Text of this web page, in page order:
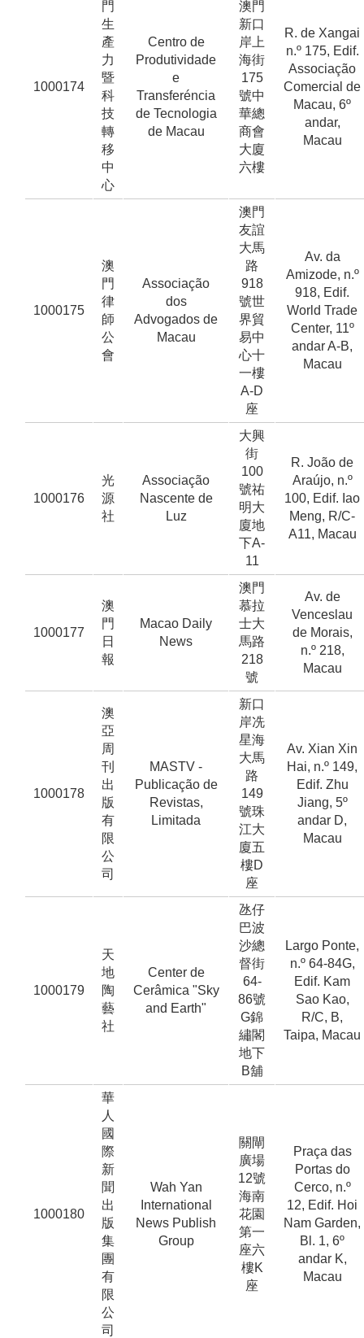
1000174
門
生
產
力
暨
科
技
轉
移
中
心
Centro de
Produtividade
e
Transferéncia
de Tecnologia
de Macau
澳門
新口
岸上
海街
175
號中
華總
商會
大廈
六樓
R. de Xangai
n.º 175, Edif.
Associação
Comercial de
Macau, 6º
andar,
Macau
1000175
澳
門
律
師
公
會
Associação
dos
Advogados de
Macau
澳門
友誼
大馬
路
918
號世
界貿
易中
心十
一樓
A-D
座
Av. da
Amizode, n.º
918, Edif.
World Trade
Center, 11º
andar A-B,
Macau
1000176
光
源
社
Associação
Nascente de
Luz
大興
街
100
號祐
明大
廈地
下A-
11
R. João de
Araújo, n.º
100, Edif. Iao
Meng, R/C-
A11, Macau
1000177
澳
門
日
報
Macao Daily
News
澳門
慕拉
士大
馬路
218
號
Av. de
Venceslau
de Morais,
n.º 218,
Macau
1000178
澳
亞
周
刊
出
版
有
限
公
司
MASTV -
Publicação de
Revistas,
Limitada
新口
岸冼
星海
大馬
路
149
號珠
江大
廈五
樓D
座
Av. Xian Xin
Hai, n.º 149,
Edif. Zhu
Jiang, 5º
andar D,
Macau
1000179
天
地
陶
藝
社
Center de
Cerâmica "Sky
and Earth"
氹仔
巴波
沙總
督街
64-
86號
G錦
繡閣
地下
B舖
Largo Ponte,
n.º 64-84G,
Edif. Kam
Sao Kao,
R/C, B,
Taipa, Macau
1000180
華
人
國
際
新
聞
出
版
集
團
有
限
公
司
Wah Yan
International
News Publish
Group
關閘
廣場
12號
海南
花園
第一
座六
樓K
座
Praça das
Portas do
Cerco, n.º
12, Edif. Hoi
Nam Garden,
Bl. 1, 6º
andar K,
Macau